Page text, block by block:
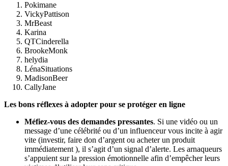
Pokimane
VickyPattison
MrBeast
Karina
QTCinderella
BrookeMonk
helydia
LénaSituations
MadisonBeer
CallyJane
Les bons réflexes à adopter pour se protéger en ligne
Méfiez-vous des demandes pressantes. Si une vidéo ou un
message d’une célébrité ou d’un influenceur vous incite à agir
vite (investir, faire don d’argent ou acheter un produit
immédiatement ), il s’agit d’un signal d’alerte. Les arnaqueurs
s’appuient sur la pression émotionnelle afin d’empêcher leurs